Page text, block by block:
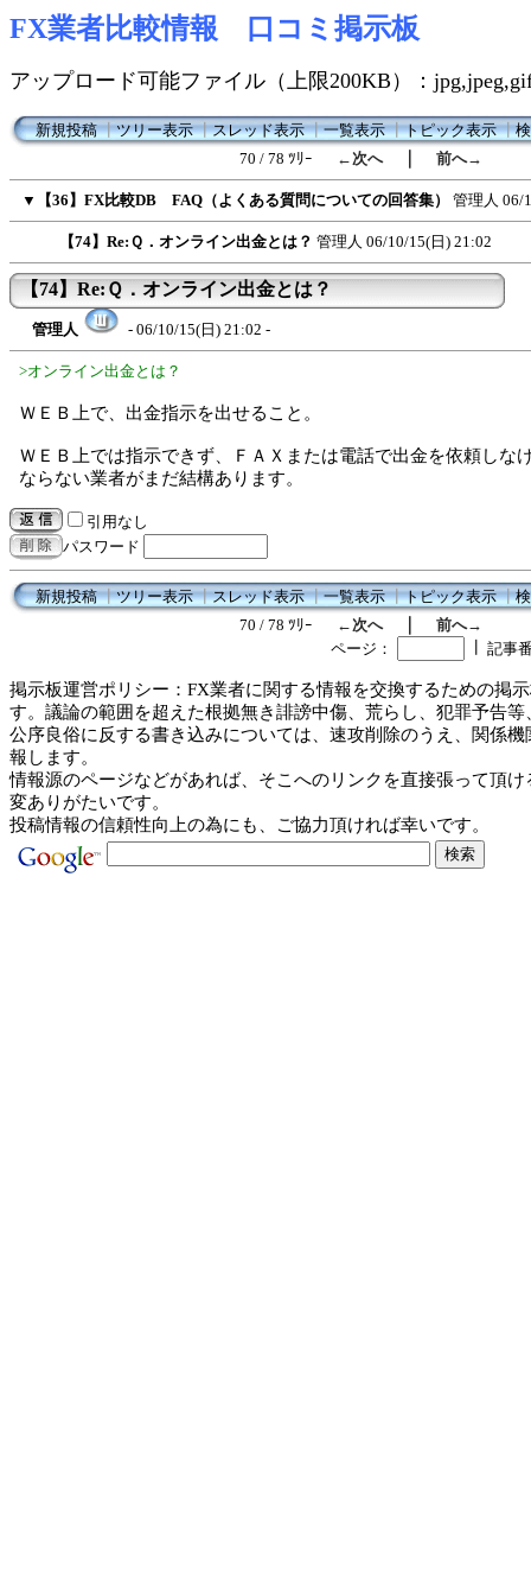
FX業者比較情報 口コミ掲示板
アップロード可能ファイル（上限200KB）：
新規投稿┃ツリー表示┃スレッド表示┃一覧表示┃トピック表示┃
70 / 78 ﾂﾘｰ
←次へ｜ 前へ→
▼ 【36】FX比較DB FAQ（よくある質問についての回答集） 管理人 06/
【74】Re:Ｑ．オンライン出金とは？ 管理人 06/10/15(日) 21:02
【74】Re:Ｑ．オンライン出金とは？
管理人 - 06/10/15(日) 21:02 -
>オンライン出金とは？
ＷＥＢ上で、出金指示を出せること。
ＷＥＢ上では指示できず、ＦＡＸまたは電話で出金を依頼しな
ならない業者がまだ結構あります。
引用なし
パスワード
新規投稿┃ツリー表示┃スレッド表示┃一覧表示┃トピック表示┃
70 / 78 ﾂﾘｰ
←次へ｜ 前へ→
ページ：
記事
掲示板運営ポリシー：FX業者に関する情報を交換するための掲
す。議論の範囲を超えた根拠無き誹謗中傷、荒らし、犯罪予告等
公序良俗に反する書き込みについては、速攻削除のうえ、関係機
報します。
情報源のページなどがあれば、そこへのリンクを直接張って頂け
変ありがたいです。
投稿情報の信頼性向上の為にも、ご協力頂ければ幸いです。